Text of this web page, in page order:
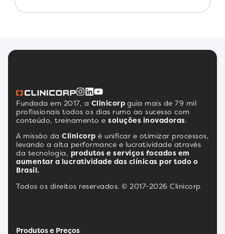
Fundada em 2017, a Clinicorp guia mais de 79 mil
profissionais todos os dias rumo ao sucesso com
conteúdo, treinamento e soluções inovadoras.
A missão da Clinicorp é unificar e otimizar processos,
levando a alta performance e lucratividade através
da tecnologia, produtos e serviços focados em
aumentar a lucratividade das clínicas por todo o
Brasil.
Todos os direitos reservados. © 2017-2026 Clinicorp
Produtos e Preços